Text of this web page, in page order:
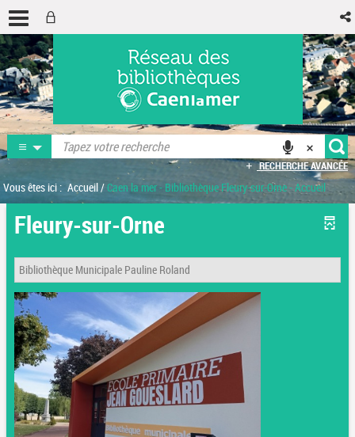
RECHERCHE AVANCÉE
Vous êtes ici : Accueil/Caen la mer - Bibliothèque Fleury-sur-Orne - Accueil
Fleury-sur-Orne
Bibliothèque Municipale Pauline Roland